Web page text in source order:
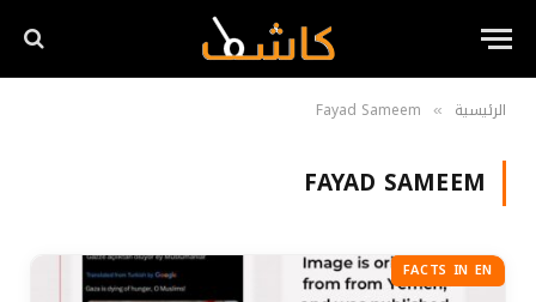
الرئيسية »
Fayad Sameem
FAYAD SAMEEM
FACTS IN EN